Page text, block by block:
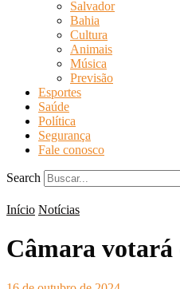
Salvador
Bahia
Cultura
Animais
Música
Previsão
Esportes
Saúde
Política
Segurança
Fale conosco
Search
Início Notícias
Câmara votará